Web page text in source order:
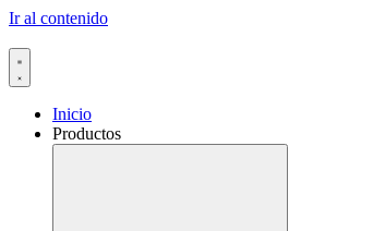
Ir al contenido
Inicio
Productos